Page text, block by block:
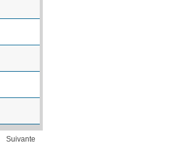
Suivante